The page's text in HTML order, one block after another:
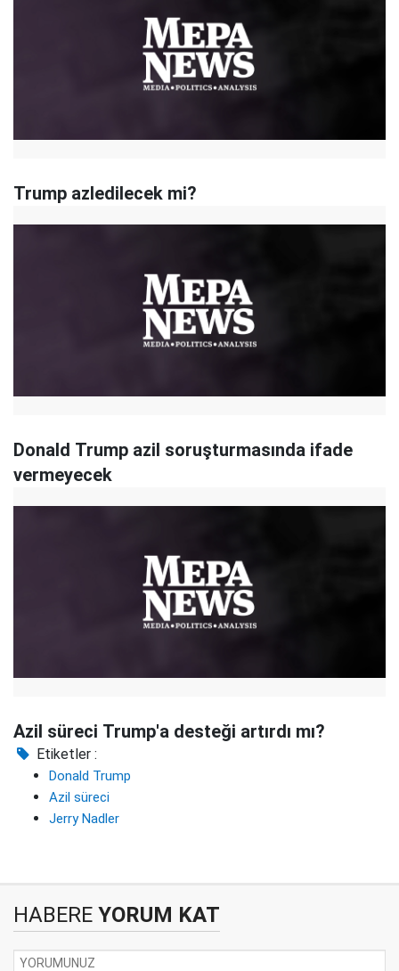
Trump azledilecek mi?
Donald Trump azil soruşturmasında ifade
vermeyecek
Azil süreci Trump'a desteği artırdı mı?
Etiketler :
Donald Trump
Azil süreci
Jerry Nadler
HABERE YORUM KAT